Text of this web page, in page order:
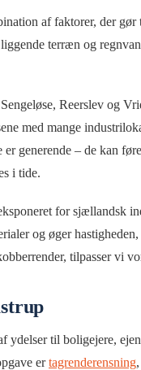
af faktorer, der
terræn og
Reerslev og
med mange
er generende – de kan
i tide.
for sjællandsk
og øger
tilpasser vi
ydelser til boligejere,
ertagrenderensning